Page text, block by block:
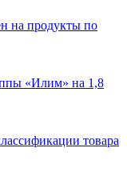
на продукты по
«Илим» на 1,8
товара